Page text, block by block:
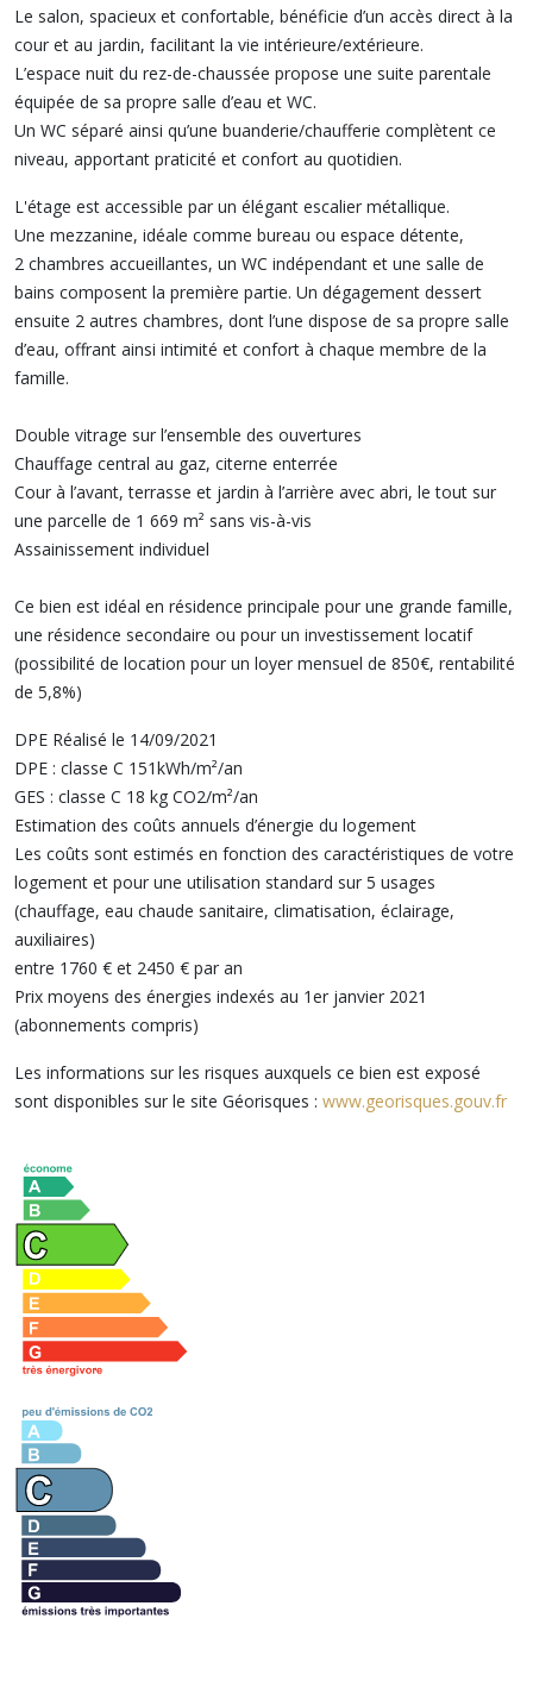
Le salon, spacieux et confortable, bénéficie d’un accès direct à la
cour et au jardin, facilitant la vie intérieure/extérieure.
L’espace nuit du rez-de-chaussée propose une suite parentale
équipée de sa propre salle d’eau et WC.
Un WC séparé ainsi qu’une buanderie/chaufferie complètent ce
niveau, apportant praticité et confort au quotidien.
L'étage est accessible par un élégant escalier métallique.
Une mezzanine, idéale comme bureau ou espace détente,
2 chambres accueillantes, un WC indépendant et une salle de
bains composent la première partie. Un dégagement dessert
ensuite 2 autres chambres, dont l’une dispose de sa propre salle
d’eau, offrant ainsi intimité et confort à chaque membre de la
famille.
Double vitrage sur l’ensemble des ouvertures
Chauffage central au gaz, citerne enterrée
Cour à l’avant, terrasse et jardin à l’arrière avec abri, le tout sur
une parcelle de 1 669 m² sans vis-à-vis
Assainissement individuel
Ce bien est idéal en résidence principale pour une grande famille,
une résidence secondaire ou pour un investissement locatif
(possibilité de location pour un loyer mensuel de 850€, rentabilité
de 5,8%)
DPE Réalisé le 14/09/2021
DPE : classe C 151kWh/m²/an
GES : classe C 18 kg CO2/m²/an
Estimation des coûts annuels d’énergie du logement
Les coûts sont estimés en fonction des caractéristiques de votre
logement et pour une utilisation standard sur 5 usages
(chauffage, eau chaude sanitaire, climatisation, éclairage,
auxiliaires)
entre 1760 € et 2450 € par an
Prix moyens des énergies indexés au 1er janvier 2021
(abonnements compris)
Les informations sur les risques auxquels ce bien est exposé
sont disponibles sur le site Géorisques : www.georisques.gouv.fr